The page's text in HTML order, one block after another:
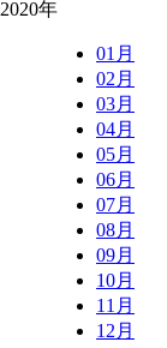
2020年
01月
02月
03月
04月
05月
06月
07月
08月
09月
10月
11月
12月